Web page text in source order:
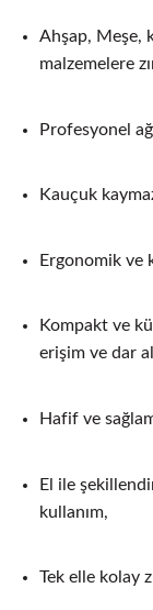
Ahşap, Meşe,
malzemelere
Profesyonel
Kauçuk
Ergonomik ve
Kompakt ve
erişim ve dar
Hafif ve
El ile
kullanım,
Tek elle kolay